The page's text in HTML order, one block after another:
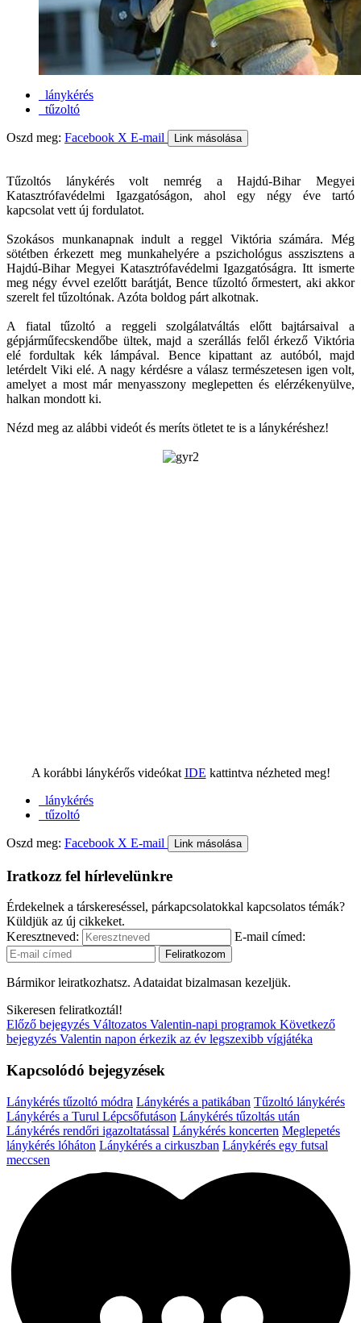
lánykérés
tűzoltó
Oszd meg: Facebook X E-mail Link másolása
Tűzoltós lánykérés volt nemrég a Hajdú-Bihar Megyei
Katasztrófavédelmi Igazgatóságon, ahol egy négy éve tartó
kapcsolat vett új fordulatot.
Szokásos munkanapnak indult a reggel Viktória számára. Még
sötétben érkezett meg munkahelyére a pszichológus asszisztens a
Hajdú-Bihar Megyei Katasztrófavédelmi Igazgatóságra. Itt ismerte
meg négy évvel ezelőtt barátját, Bence tűzoltó őrmestert, aki akkor
szerelt fel tűzoltónak. Azóta boldog párt alkotnak.
A fiatal tűzoltó a reggeli szolgálatváltás előtt bajtársaival a
gépjárműfecskendőbe ültek, majd a szerállás felől érkező Viktória
elé fordultak kék lámpával. Bence kipattant az autóból, majd
letérdelt Viki elé. A nagy kérdésre a válasz természetesen igen volt,
amelyet a most már menyasszony meglepetten és elérzékenyülve,
halkan mondott ki.
Nézd meg az alábbi videót és meríts ötletet te is a lánykéréshez!
A korábbi lánykérős videókat IDE kattintva nézheted meg!
lánykérés
tűzoltó
Oszd meg: Facebook X E-mail Link másolása
Iratkozz fel hírlevelünkre
Érdekelnek a társkereséssel, párkapcsolatokkal kapcsolatos témák?
Küldjük az új cikkeket.
Keresztneved:
E-mail címed:
Bármikor leiratkozhatsz. Adataidat bizalmasan kezeljük.
Sikeresen feliratkoztál!
Előző bejegyzés Változatos Valentin-napi programok Következő
bejegyzés Valentin napon érkezik az év legszexibb vígjátéka
Kapcsolódó bejegyzések
Lánykérés tűzoltó módra Lánykérés a patikában Tűzoltó lánykérés
Lánykérés a Turul Lépcsőfutáson Lánykérés tűzoltás után
Lánykérés rendőri igazoltatással Lánykérés koncerten Meglepetés
lánykérés lóháton Lánykérés a cirkuszban Lánykérés egy futsal
meccsen